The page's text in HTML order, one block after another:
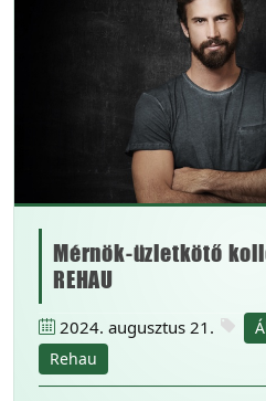
Mérnök-üzletkötő
REHAU
2024. augusztus 21.
Rehau